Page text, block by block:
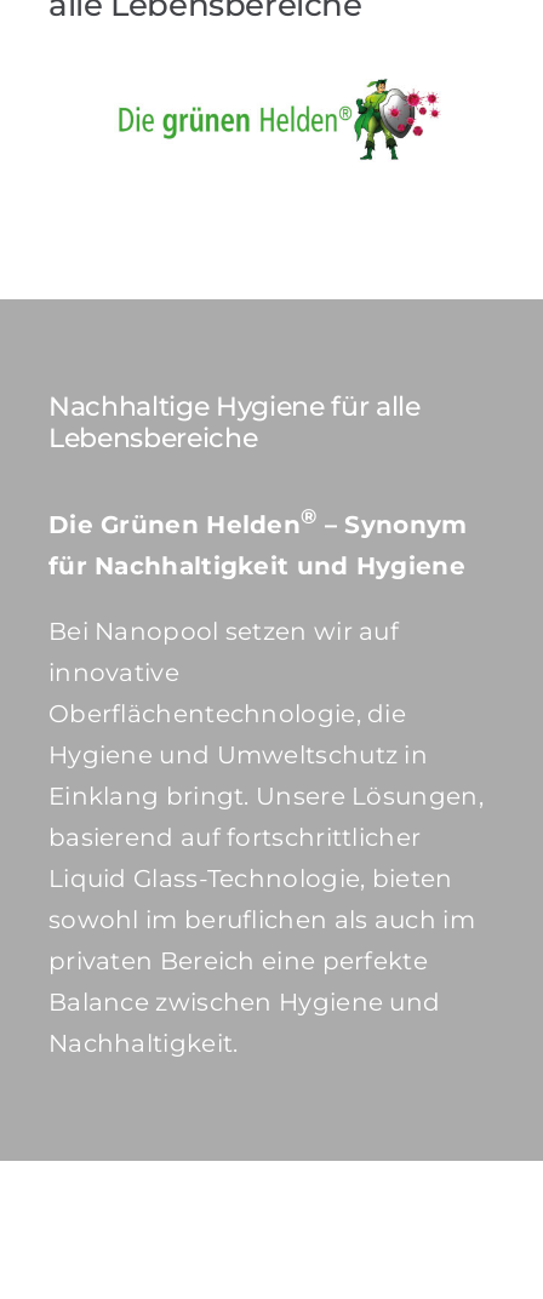
Produkte
Deutsch
Nachhaltige Hygiene für alle
Lebensbereiche
Die Grünen Helden® – Synonym
für Nachhaltigkeit und Hygiene
Bei Nanopool setzen wir auf
innovative
Oberflächentechnologie, die
Hygiene und Umweltschutz in
Einklang bringt. Unsere Lösungen,
basierend auf fortschrittlicher
Liquid Glass-Technologie, bieten
sowohl im beruflichen als auch im
privaten Bereich eine perfekte
Balance zwischen Hygiene und
Nachhaltigkeit.